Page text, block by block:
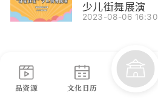
少儿街舞展演
2023-08-06 16:30
品资源 文化日历